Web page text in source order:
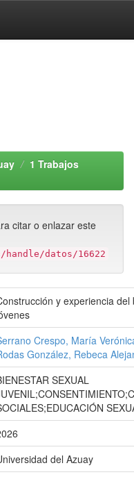
1 Trabajos
citar o enlazar este
datos/16622
y experiencia
Crespo, María
González, Rebeca
SEXUAL
del Azuay